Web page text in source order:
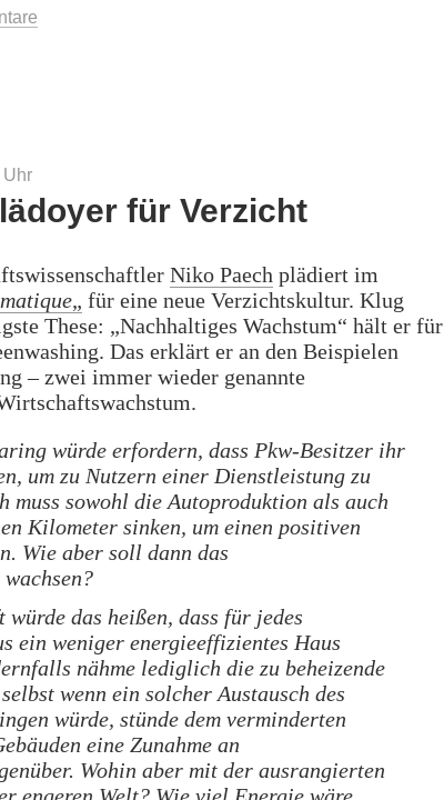
Uhr
für Verzicht
Niko Paech plädiert im
„ für eine neue Verzichtskultur. Klug
These: „Nachhaltiges Wachstum“ hält er für
Das erklärt er an den Beispielen
– zwei immer wieder genannte
würde erfordern, dass Pkw-Besitzer ihr
um zu Nutzern einer Dienstleistung zu
muss sowohl die Autoproduktion als auch
Kilometer sinken, um einen positiven
Wie aber soll dann das
das heißen, dass für jedes
ein weniger energieeffizientes Haus
nähme lediglich die zu beheizende
wenn ein solcher Austausch des
würde, stünde dem verminderten
eine Zunahme an
Wohin aber mit der ausrangierten